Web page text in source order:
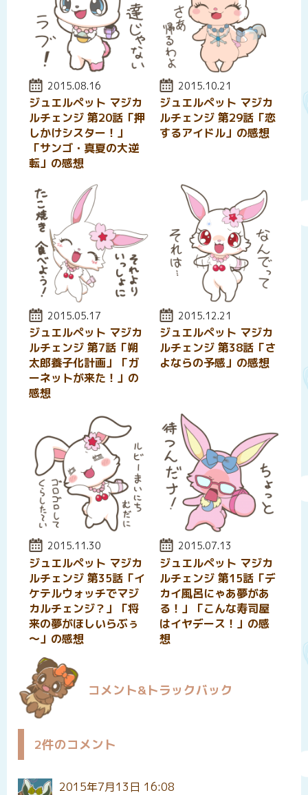
投稿日:
2015.08.16
ジュエルペット マジカ
ルチェンジ 第20話「押
しかけシスター！」
「サンゴ・真夏の大逆
転」の感想
投稿日:
2015.10.21
ジュエルペット マジカ
ルチェンジ 第29話「恋
するアイドル」の感想
投稿日:
2015.05.17
ジュエルペット マジカ
ルチェンジ 第7話「朔
太郎養子化計画」「ガ
ーネットが来た！」の
感想
投稿日:
2015.12.21
ジュエルペット マジカ
ルチェンジ 第38話「さ
よならの予感」の感想
投稿日:
2015.11.30
ジュエルペット マジカ
ルチェンジ 第35話「イ
ケテルウォッチでマジ
カルチェンジ？」「将
来の夢がほしいらぶぅ
～」の感想
投稿日:
2015.07.13
ジュエルペット マジカ
ルチェンジ 第15話「デ
カイ風呂にゃあ夢があ
る！」「こんな寿司屋
はイヤデース！」の感
想
コメント&トラックバック
2件のコメント
2015年7月13日 16:08